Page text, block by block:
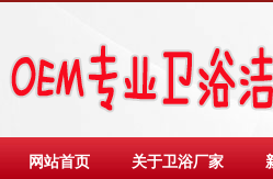
网站首页 关于卫浴厂家